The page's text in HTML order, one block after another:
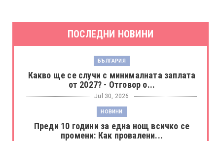
ПОСЛЕДНИ НОВИНИ
БЪЛГАРИЯ
Какво ще се случи с минималната заплата
от 2027? - Отговор о...
Jul 30, 2026
НОВИНИ
Преди 10 години за една нощ всичко се
промени: Как провалени...